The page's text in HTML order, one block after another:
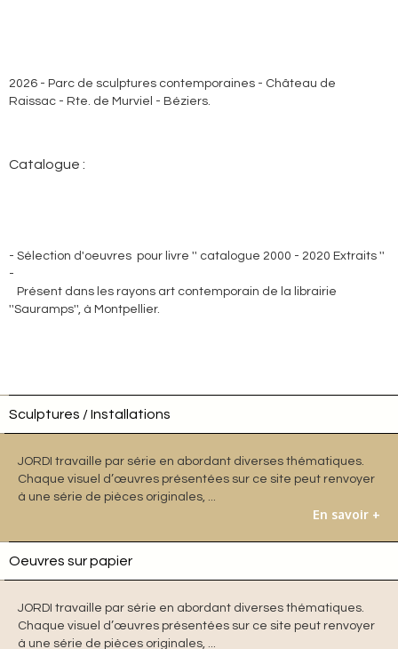
2026 - Parc de sculptures contemporaines - Château de
Raissac - Rte. de Murviel - Béziers.
Catalogue :
- Sélection d'oeuvres pour livre '' catalogue 2000 - 2020 Extraits ''
-
Présent dans les rayons art contemporain de la librairie
''Sauramps'', à Montpellier.
Sculptures / Installations
JORDI travaille par série en abordant diverses thématiques.
Chaque visuel d’œuvres présentées sur ce site peut renvoyer
à une série de pièces originales, ...
En savoir +
Oeuvres sur papier
JORDI travaille par série en abordant diverses thématiques.
Chaque visuel d’œuvres présentées sur ce site peut renvoyer
à une série de pièces originales, ...